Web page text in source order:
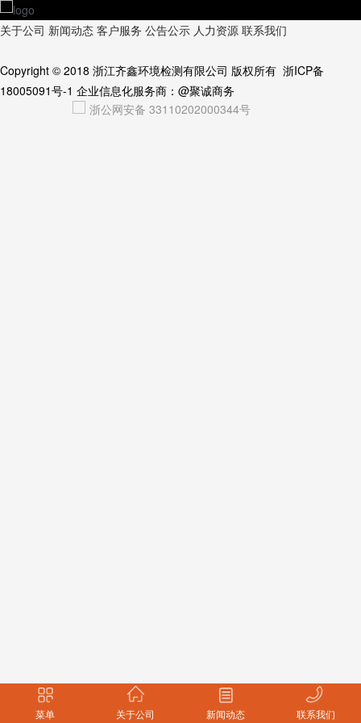
关于公司 新闻动态 客户服务 公告公示 人力资源 联系我们
Copyright © 2018 浙江齐鑫环境检测有限公司 版权所有 浙ICP备
18005091号-1 企业信息化服务商： @聚诚商务
浙公网安备 33110202000344号
菜单 关于公司 新闻动态 联系我们